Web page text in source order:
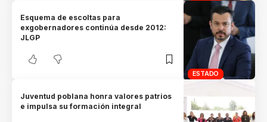
ESTADO
Esquema de escoltas para
exgobernadores continúa desde 2012:
JLGP
Juventud poblana honra valores patrios
e impulsa su formación integral